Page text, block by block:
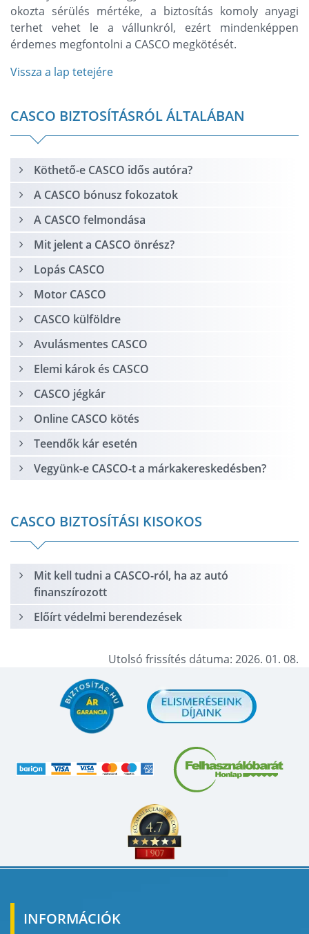
okozta sérülés mértéke, a biztosítás komoly anyagi
terhet vehet le a vállunkról, ezért mindenképpen
érdemes megfontolni a CASCO megkötését.
Vissza a lap tetejére
CASCO BIZTOSÍTÁSRÓL ÁLTALÁBAN
Köthető-e CASCO idős autóra?
A CASCO bónusz fokozatok
A CASCO felmondása
Mit jelent a CASCO önrész?
Lopás CASCO
Motor CASCO
CASCO külföldre
Avulásmentes CASCO
Elemi károk és CASCO
CASCO jégkár
Online CASCO kötés
Teendők kár esetén
Vegyünk-e CASCO-t a márkakereskedésben?
CASCO BIZTOSÍTÁSI KISOKOS
Mit kell tudni a CASCO-ról, ha az autó
finanszírozott
Előírt védelmi berendezések
Utolsó frissítés dátuma: 2026. 01. 08.
INFORMÁCIÓK